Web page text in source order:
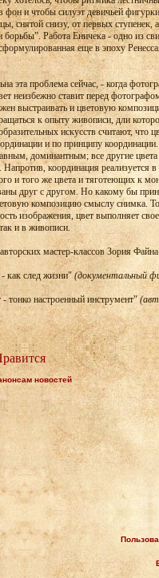
фон и чтобы силуэт девичьей
снятой снизу, от первых
борьбы”. Работа Еничека - одно из
еще в эпоху
эта проблема сейчас, - когда
неизбежно ставит перед
выстраивать и цветовую
к опыту живописи, дли
искусств считают, что
и по принципу
доминантным; все другие
Напротив, координация
и того же цвета и тяготеющих к
друг с другом. Но какому бы
композицию смыслу снимка.
изображения, цвет выполняет
и в живописи.
мастер-классов Зория Файна.
как след жизни" (документальный
тонко настроенный инструмент"
новостей